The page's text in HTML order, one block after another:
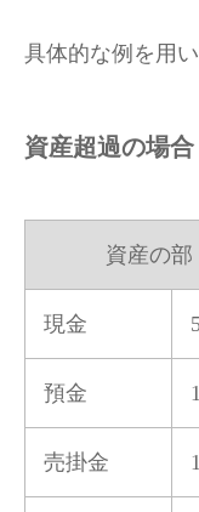
具体的な例を用
資産超過の場合
資産の部
現金
預金
売掛金